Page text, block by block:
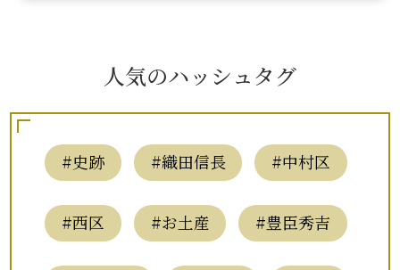
人気のハッシュタグ
#史跡 #織田信長 #中村区
#西区 #お土産 #豊臣秀吉